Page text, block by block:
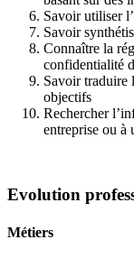
Savoir utiliser
Savoir
Connaître la
confidentialité
Savoir traduire
objectifs
Rechercher
entreprise ou à
Evolution
Métiers